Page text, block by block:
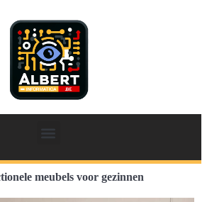
meubels voor gezinnen